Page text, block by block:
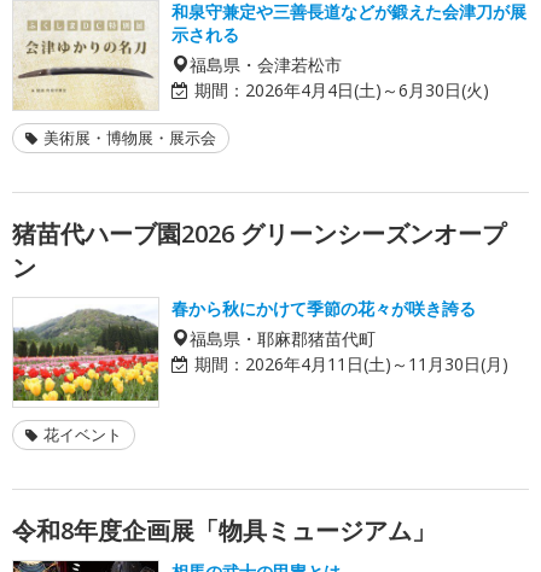
和泉守兼定や三善長道などが鍛えた会津刀が展
示される
福島県・会津若松市
期間： 2026年4月4日(土)～6月30日(火)
美術展・博物展・展示会
猪苗代ハーブ園2026 グリーンシーズンオープ
ン
春から秋にかけて季節の花々が咲き誇る
福島県・耶麻郡猪苗代町
期間： 2026年4月11日(土)～11月30日(月)
花イベント
令和8年度企画展「物具ミュージアム」